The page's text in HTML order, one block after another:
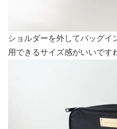
ショルダーを外してバッグイ
用できるサイズ感がいいです